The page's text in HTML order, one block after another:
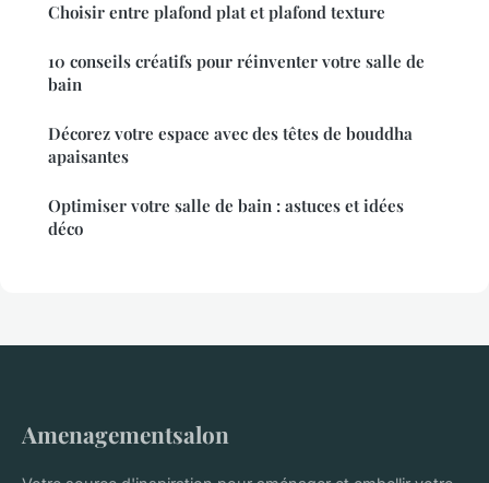
Choisir entre plafond plat et plafond texture
10 conseils créatifs pour réinventer votre salle de
bain
Décorez votre espace avec des têtes de bouddha
apaisantes
Optimiser votre salle de bain : astuces et idées
déco
Amenagementsalon